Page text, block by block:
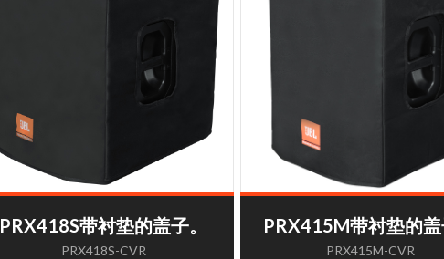
PRX418S带衬垫的盖子。
PRX418S-CVR
PRX415M带衬垫的
PRX415M-CVR